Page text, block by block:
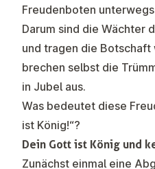
Freudenboten
Darum sind die Wächter
und tragen die Botschaft
brechen selbst die
in Jubel aus.
Was bedeutet diese
ist König!“?
Dein Gott ist König und
Zunächst einmal eine